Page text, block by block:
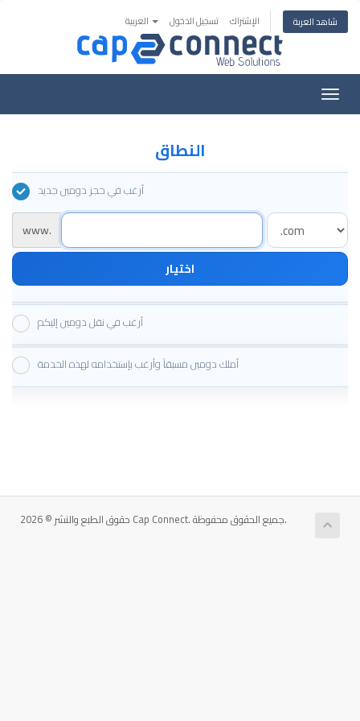
تسجيل الدخول الإشتراك شاهد العربة
تبديل
التنقل
النطاق
أرغب في حجز دومين جديد
www.
اختيار
أرغب في نقل دومين إليكم
أملك دومين مسبقاً وأرغب بإستخدامه لهذه الخدمة
حقوق الطبع والنشر © 2026 Cap Connect. جميع الحقوق محفوظة.